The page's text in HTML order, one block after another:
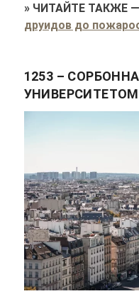
» ЧИТАЙТЕ ТАКЖЕ—
друидов до
1253 –
УНИВЕРСИТЕТОМ